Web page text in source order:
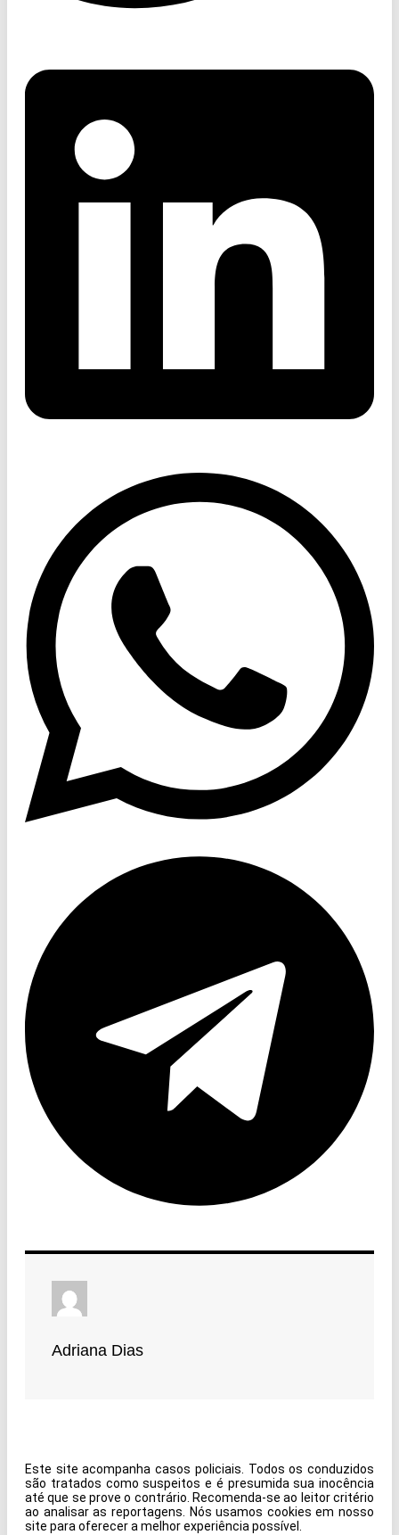
Adriana Dias
Este site acompanha casos policiais. Todos os conduzidos
são tratados como suspeitos e é presumida sua inocência
até que se prove o contrário. Recomenda-se ao leitor critério
ao analisar as reportagens. Nós usamos cookies em nosso
site para oferecer a melhor experiência possível.